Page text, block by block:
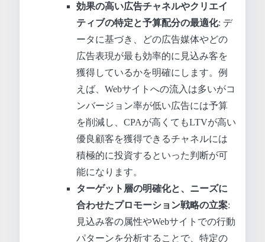
効果の高い広告チャネルやクリエイ
ティブの特定と予算配分の最適化: デ
ータに基づき、どの広告媒体やどの
広告表現が最も効率的に見込み客を
獲得しているかを明確にします。例
えば、Webサイトへの流入は多いがコ
ンバージョン率が低い広告には予算
を削減し、CPAが高くてもLTVが高い
優良顧客を獲得できるチャネルには
積極的に投資するといった判断が可
能になります。
ターゲット層の明確化と、ニーズに
合わせたプロモーション戦略の立案:
見込み客の属性やWebサイトでの行動
パターンを分析することで、特定の